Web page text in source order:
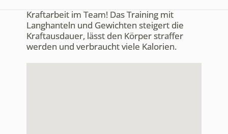
Kraftarbeit im Team! Das Training mit
Langhanteln und Gewichten steigert die
Kraftausdauer, lässt den Körper straffer
werden und verbraucht viele Kalorien.